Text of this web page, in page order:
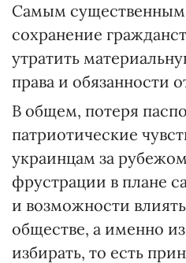
Самым существенным
сохранение
утратить
права и обязанности
В общем, потеря
патриотические
украинцам за
фрустрации в плане
и возможности
обществе, а именно
избирать, то есть